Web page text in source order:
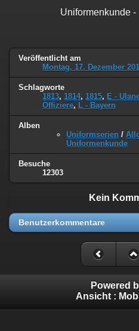
Uniformenkunde -
Veröffentlicht am
Montag, 17. Dezember
Schlagworte
1813, 1814, 1815, E -
Offiziere, L - Bayern
Alben
Uniformserien /
Uniformenkunde
Besuche
12303
Kein
Benutzerkommentare
Powered
Ansicht :